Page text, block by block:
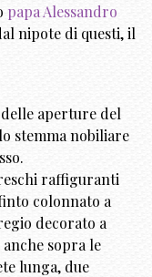
papa Alessandro
nipote di questi, il
aperture del
stemma nobiliare
raffiguranti
colonnato a
decorato a
sopra le
lunga, due